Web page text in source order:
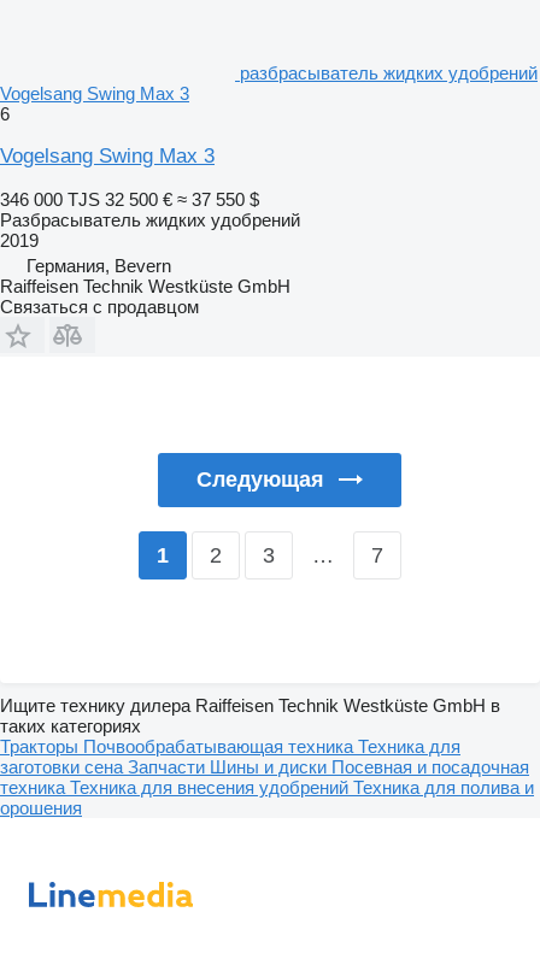
разбрасыватель жидких удобрений
Vogelsang Swing Max 3
6
Vogelsang Swing Max 3
346 000 TJS 32 500 € ≈ 37 550 $
Разбрасыватель жидких удобрений
2019
Германия, Bevern
Raiffeisen Technik Westküste GmbH
Связаться с продавцом
Следующая
1 2 3 … 7
Ищите технику дилера Raiffeisen Technik Westküste GmbH в
таких категориях
Тракторы Почвообрабатывающая техника Техника для
заготовки сена Запчасти Шины и диски Посевная и посадочная
техника Техника для внесения удобрений Техника для полива и
орошения